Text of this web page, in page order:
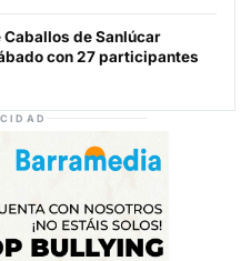
de Sanlúcar
con 27 participantes